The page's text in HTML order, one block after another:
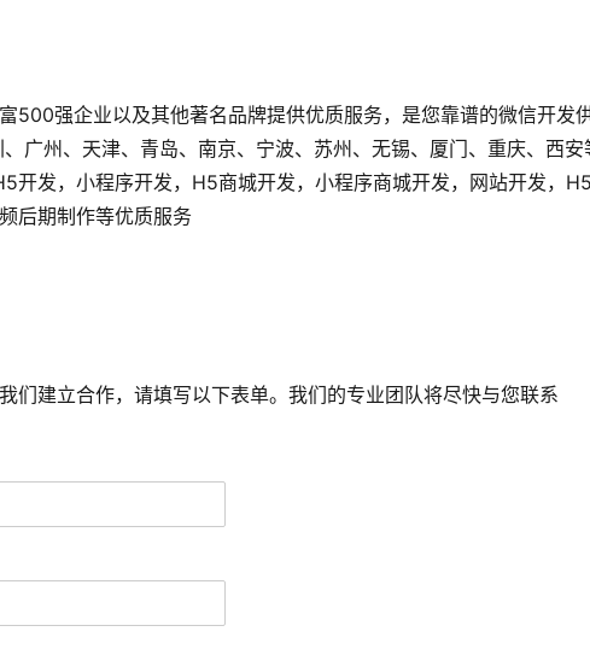
500强企业以及其他著名品牌提供优质服务，是您靠谱的微信开发
广州、天津、青岛、南京、宁波、苏州、无锡、厦门、重庆、西安
开发，小程序开发，H5商城开发，小程序商城开发，网站开发，
后期制作等优质服务
们建立合作，请填写以下表单。我们的专业团队将尽快与您联系